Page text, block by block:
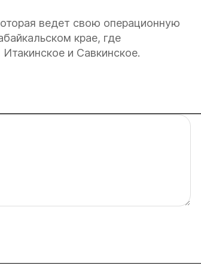
ведет свою операционную
крае, где
и Савкинское.